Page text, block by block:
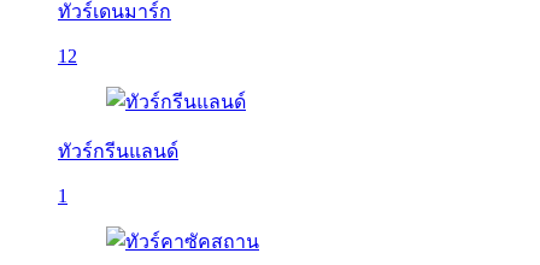
ทัวร์เดนมาร์ก
12
ทัวร์กรีนแลนด์
1